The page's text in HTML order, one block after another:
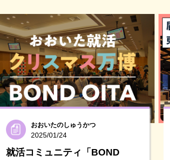
おおいたのしゅうかつ
2025/01/24
就活コミュニティ「BOND